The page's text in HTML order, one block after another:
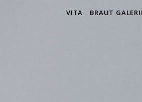
VITA BRAUT